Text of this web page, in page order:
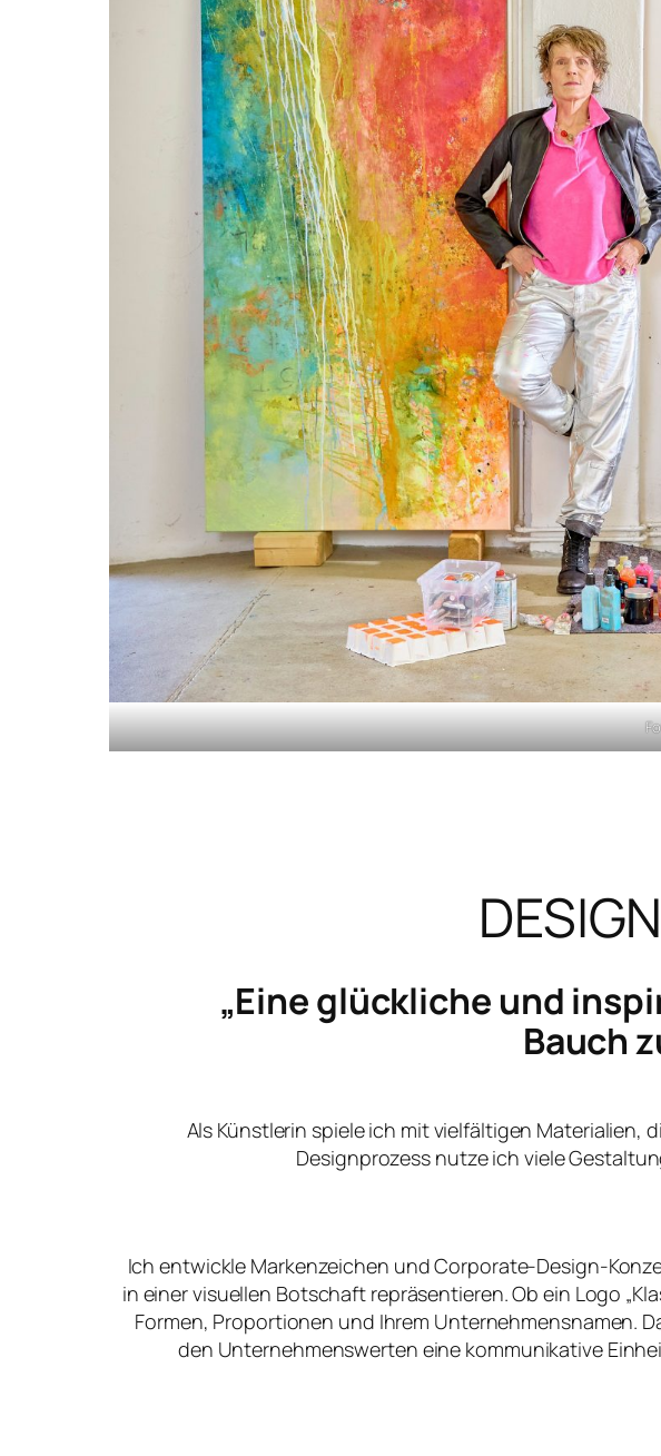
„Eine glückliche und
Bauch
Als Künstlerin spiele ich mit vielfältigen Materialien,
Designprozess nutze ich viele
Ich entwickle Markenzeichen und Corporate-Design-
in einer visuellen Botschaft repräsentieren. Ob ein Logo
Formen, Proportionen und Ihrem Unternehmensnamen.
den Unternehmenswerten eine kommunikative